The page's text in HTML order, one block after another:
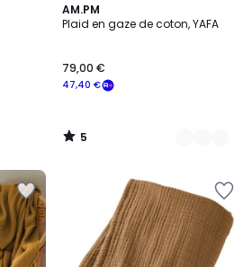
AM.PM
Plaid en gaze de coton, YAFA
47,40 €
79,00 €
5
/
3
Couleurs
5
/